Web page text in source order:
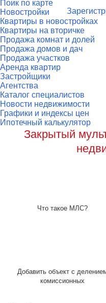
Поик по карте
Новостройки
Квартиры в новостройках
Квартиры на вторичке
Продажа комнат и долей
Продажа домов и дач
Продажа участков
Аренда квартир
Застройщики
Агентства
Каталог специалистов
Новости недвижимости
Графики и индексы цен
Ипотечный калькулятор
Закрытый
Что такое МЛС?
Добавить объект с
комиссионных